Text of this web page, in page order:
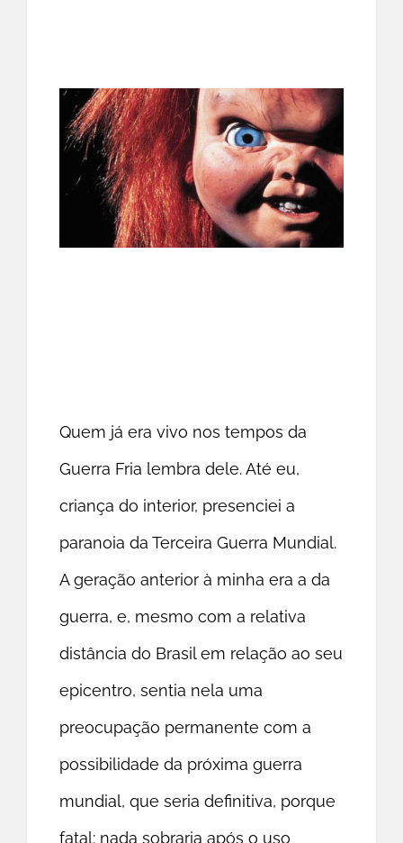
Quem já era vivo nos tempos da
Guerra Fria lembra dele. Até eu,
criança do interior, presenciei a
paranoia da Terceira Guerra Mundial.
A geração anterior à minha era a da
guerra, e, mesmo com a relativa
distância do Brasil em relação ao seu
epicentro, sentia nela uma
preocupação permanente com a
possibilidade da próxima guerra
mundial, que seria definitiva, porque
fatal: nada sobraria após o uso